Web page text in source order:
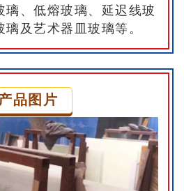
璃、低熔玻璃、延迟线玻
及艺术器皿玻璃等。
品图片